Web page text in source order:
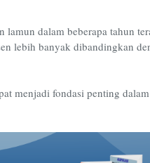
lamun dalam beberapa tahun
lebih banyak dibandingkan
menjadi fondasi penting